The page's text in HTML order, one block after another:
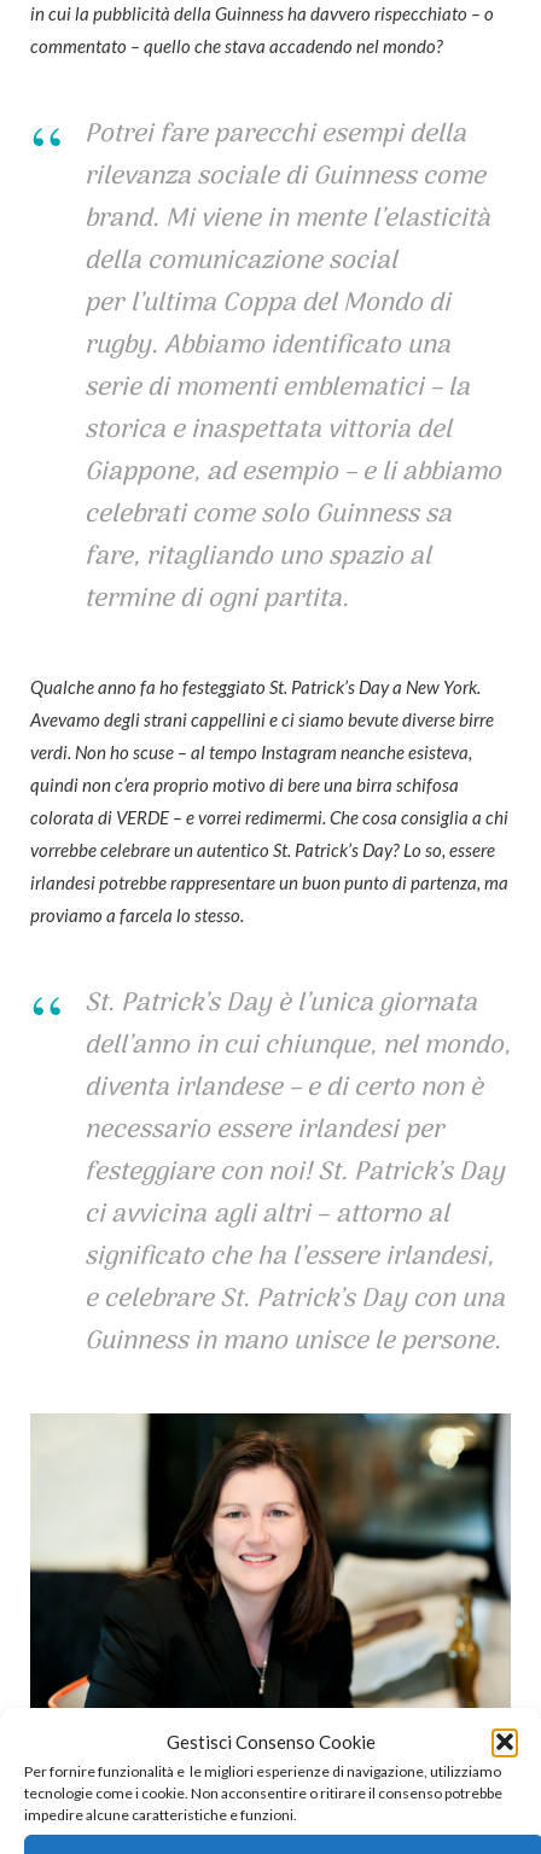
Gestisci Consenso Cookie
Per fornire funzionalità e le migliori esperienze di navigazione, utilizziamo
tecnologie come i cookie. Non acconsentire o ritirare il consenso potrebbe
impedire alcune caratteristiche e funzioni.
in cui la pubblicità della Guinness ha davvero rispecchiato – o
commentato – quello che stava accadendo nel mondo?
Potrei fare parecchi esempi della
rilevanza sociale di Guinness come
brand. Mi viene in mente l’elasticità
della comunicazione social
per l’ultima Coppa del Mondo di
rugby. Abbiamo identificato una
serie di momenti emblematici – la
storica e inaspettata vittoria del
Giappone, ad esempio – e li abbiamo
celebrati come solo Guinness sa
fare, ritagliando uno spazio al
termine di ogni partita.
Qualche anno fa ho festeggiato St. Patrick’s Day a New York.
Avevamo degli strani cappellini e ci siamo bevute diverse birre
verdi. Non ho scuse – al tempo Instagram neanche esisteva,
quindi non c’era proprio motivo di bere una birra schifosa
colorata di VERDE – e vorrei redimermi. Che cosa consiglia a chi
vorrebbe celebrare un autentico St. Patrick’s Day? Lo so, essere
irlandesi potrebbe rappresentare un buon punto di partenza, ma
proviamo a farcela lo stesso.
St. Patrick’s Day è l’unica giornata
dell’anno in cui chiunque, nel mondo,
diventa irlandese – e di certo non è
necessario essere irlandesi per
festeggiare con noi! St. Patrick’s Day
ci avvicina agli altri – attorno al
significato che ha l’essere irlandesi,
e celebrare St. Patrick’s Day con una
Guinness in mano unisce le persone.
La Guinness ha una storia lunga e avventurosa. E molto
dev’essere cambiato, dai tempi di Arthur Guinness. Che cosa è